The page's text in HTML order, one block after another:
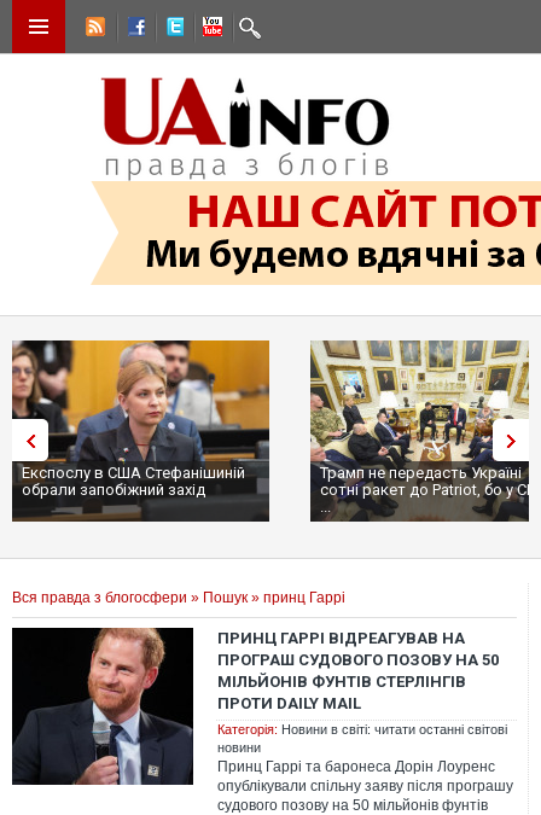
Експослу в США Стефанішиній
обрали запобіжний захід
Трамп не передасть Україні
сотні ракет до Patriot, бо у
...
Вся правда з блогосфери » Пошук » принц Гаррі
ПРИНЦ ГАРРІ ВІДРЕАГУВАВ НА
ПРОГРАШ СУДОВОГО ПОЗОВУ НА 50
МІЛЬЙОНІВ ФУНТІВ СТЕРЛІНГІВ
ПРОТИ DAILY MAIL
Категорія: Новини в світі: читати останні світові
новини
Принц Гаррі та баронеса Дорін Лоуренс
опублікували спільну заяву після програшу
судового позову на 50 мільйонів фунтів